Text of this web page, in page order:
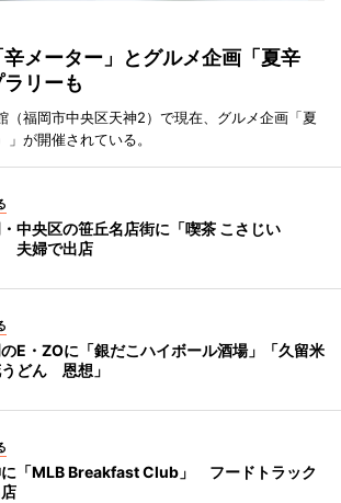
メーター」とグルメ企画「夏辛
リーも
（福岡市中央区天神2）で現在、グルメ企画「夏
が開催されている。
中央区の笹丘名店街に「喫茶 こさじい
夫婦で出店
E・ZOに「銀だこハイボール酒場」「久留米
どん 恩想」
に「MLB Breakfast Club」 フードトラック